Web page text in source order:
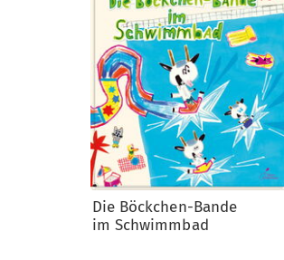
Die Böckchen-Bande
im Schwimmbad